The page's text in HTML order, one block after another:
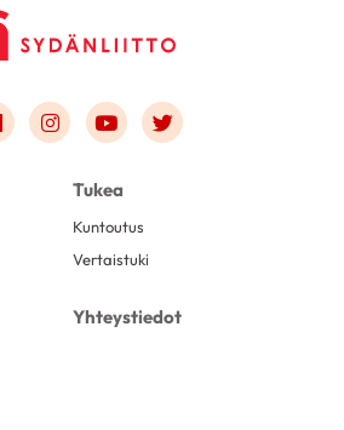
Link to facebook
Link to instagram
Link to youtube
Link to twitter
Tukea
Kuntoutus
Vertaistuki
Yhteystiedot